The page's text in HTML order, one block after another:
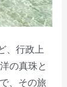
、行政上
の真珠と
、その旅